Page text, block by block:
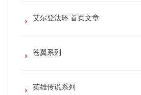
艾尔登法环 首页文章
苍翼系列
英雄传说系列